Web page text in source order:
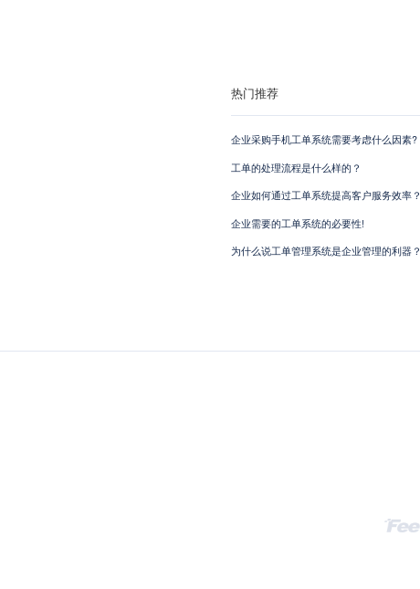
热门推荐
企业采购手机工单系统需要考虑什么因素?
工单的处理流程是什么样的？
企业如何通过工单系统提高客户服务效率？
企业需要的工单系统的必要性!
为什么说工单管理系统是企业管理的利器？